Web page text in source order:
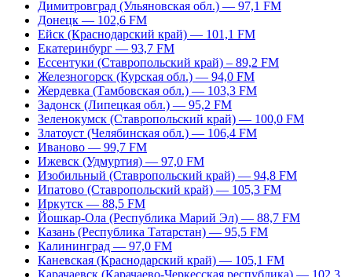
Димитровград (Ульяновская обл.) — 97,1 FM
Донецк — 102,6 FM
Ейск (Краснодарский край) — 101,1 FM
Екатеринбург — 93,7 FM
Ессентуки (Ставропольский край) – 89,2 FM
Железногорск (Курская обл.) — 94,0 FM
Жердевка (Тамбовская обл.) — 103,3 FM
Задонск (Липецкая обл.) — 95,2 FM
Зеленокумск (Ставропольский край) — 100,0 FM
Златоуст (Челябинская обл.) — 106,4 FM
Иваново — 99,7 FM
Ижевск (Удмуртия) — 97,0 FM
Изобильный (Ставропольский край) — 94,8 FM
Ипатово (Ставропольский край) — 105,3 FM
Иркутск — 88,5 FM
Йошкар-Ола (Республика Марий Эл) — 88,7 FM
Казань (Республика Татарстан) — 95,5 FM
Калининград — 97,0 FM
Каневская (Краснодарский край) — 105,1 FM
Карачаевск (Карачаево-Черкесская республика) — 102,3